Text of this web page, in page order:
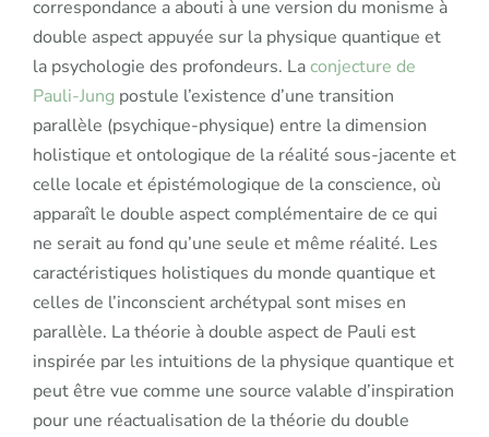
correspondance a abouti à une version du monisme à
double aspect appuyée sur la physique quantique et
la psychologie des profondeurs. Laconjecture de
Pauli-Jung postule l’existence d’une transition
parallèle (psychique-physique) entre la dimension
holistique et ontologique de la réalité sous-jacente et
celle locale et épistémologique de la conscience, où
apparaît le double aspect complémentaire de ce qui
ne serait au fond qu’une seule et même réalité. Les
caractéristiques holistiques du monde quantique et
celles de l’inconscient archétypal sont mises en
parallèle. La théorie à double aspect de Pauli est
inspirée par les intuitions de la physique quantique et
peut être vue comme une source valable d’inspiration
pour une réactualisation de la théorie du double